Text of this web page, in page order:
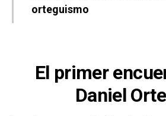
orteguismo
El primer
Daniel